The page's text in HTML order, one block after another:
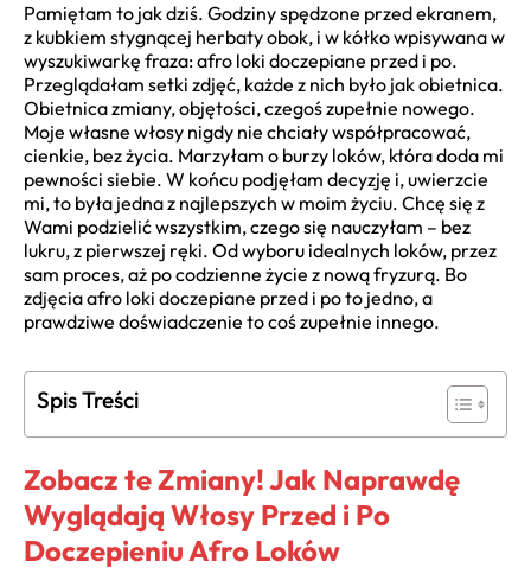
Pamiętam to jak dziś. Godziny spędzone przed ekranem,
z kubkiem stygnącej herbaty obok, i w kółko wpisywana w
wyszukiwarkę fraza: afro loki doczepiane przed i po.
Przeglądałam setki zdjęć, każde z nich było jak obietnica.
Obietnica zmiany, objętości, czegoś zupełnie nowego.
Moje własne włosy nigdy nie chciały współpracować,
cienkie, bez życia. Marzyłam o burzy loków, która doda mi
pewności siebie. W końcu podjęłam decyzję i, uwierzcie
mi, to była jedna z najlepszych w moim życiu. Chcę się z
Wami podzielić wszystkim, czego się nauczyłam – bez
lukru, z pierwszej ręki. Od wyboru idealnych loków, przez
sam proces, aż po codzienne życie z nową fryzurą. Bo
zdjęcia afro loki doczepiane przed i po to jedno, a
prawdziwe doświadczenie to coś zupełnie innego.
Spis Treści
Zobacz te Zmiany! Jak Naprawdę
Wyglądają Włosy Przed i Po
Doczepieniu Afro Loków